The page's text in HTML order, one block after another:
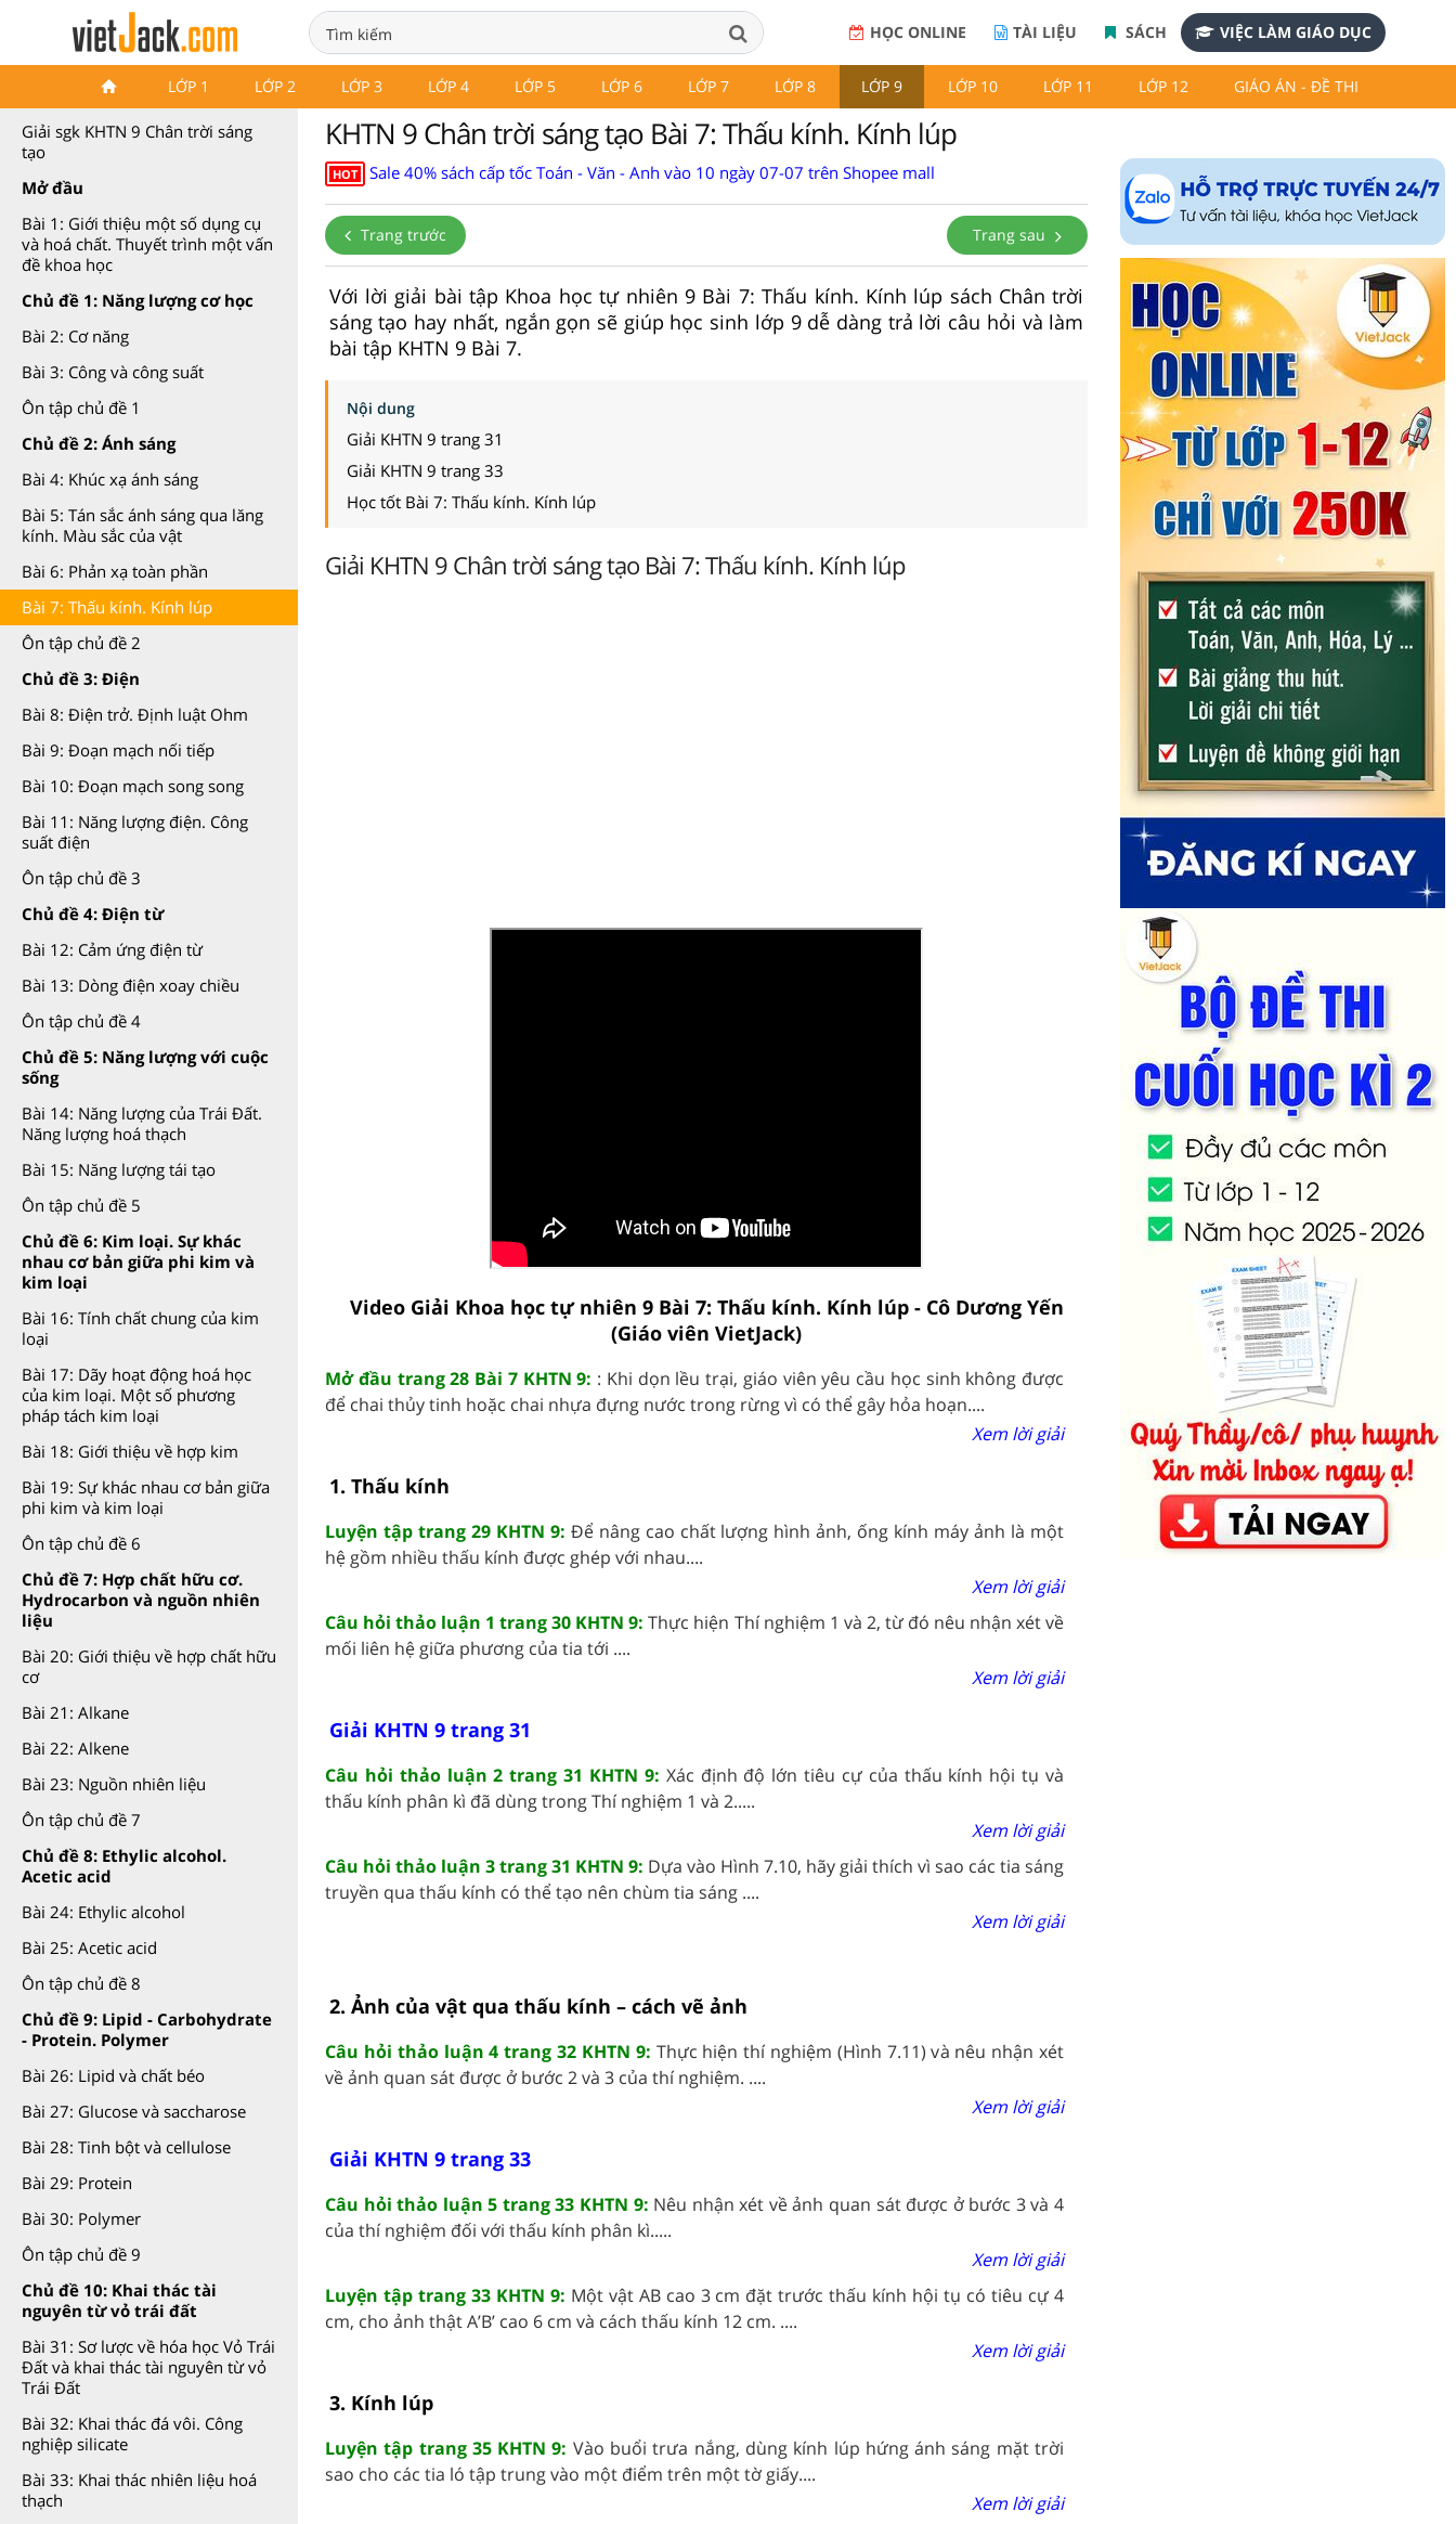
HỌC ONLINE TÀI LIỆU SÁCH VIỆC LÀM GIÁO DỤC
LỚP 1 LỚP 2 LỚP 3 LỚP 4 LỚP 5 LỚP 6 LỚP 7 LỚP 8 LỚP 9 LỚP 10 LỚP 11 LỚP 12 GIÁO ÁN - ĐỀ THI
Khoa học tự nhiên 9 Chân trời
Giải sgk KHTN 9 Chân trời sáng
tạo
Mở đầu
Bài 1: Giới thiệu một số dụng cụ
và hoá chất. Thuyết trình một vấn
đề khoa học
Chủ đề 1: Năng lượng cơ học
Bài 2: Cơ năng
Bài 3: Công và công suất
Ôn tập chủ đề 1
Chủ đề 2: Ánh sáng
Bài 4: Khúc xạ ánh sáng
Bài 5: Tán sắc ánh sáng qua lăng
kính. Màu sắc của vật
Bài 6: Phản xạ toàn phần
Bài 7: Thấu kính. Kính lúp
Ôn tập chủ đề 2
Chủ đề 3: Điện
Bài 8: Điện trở. Định luật Ohm
Bài 9: Đoạn mạch nối tiếp
Bài 10: Đoạn mạch song song
Bài 11: Năng lượng điện. Công
suất điện
Ôn tập chủ đề 3
Chủ đề 4: Điện từ
Bài 12: Cảm ứng điện từ
Bài 13: Dòng điện xoay chiều
Ôn tập chủ đề 4
Chủ đề 5: Năng lượng với cuộc
sống
Bài 14: Năng lượng của Trái Đất.
Năng lượng hoá thạch
Bài 15: Năng lượng tái tạo
Ôn tập chủ đề 5
Chủ đề 6: Kim loại. Sự khác
nhau cơ bản giữa phi kim và
kim loại
Bài 16: Tính chất chung của kim
loại
Bài 17: Dãy hoạt động hoá học
của kim loại. Một số phương
pháp tách kim loại
Bài 18: Giới thiệu về hợp kim
Bài 19: Sự khác nhau cơ bản giữa
phi kim và kim loại
Ôn tập chủ đề 6
Chủ đề 7: Hợp chất hữu cơ.
Hydrocarbon và nguồn nhiên
liệu
Bài 20: Giới thiệu về hợp chất hữu
cơ
Bài 21: Alkane
Bài 22: Alkene
Bài 23: Nguồn nhiên liệu
Ôn tập chủ đề 7
Chủ đề 8: Ethylic alcohol.
Acetic acid
Bài 24: Ethylic alcohol
Bài 25: Acetic acid
Ôn tập chủ đề 8
Chủ đề 9: Lipid - Carbohydrate
- Protein. Polymer
Bài 26: Lipid và chất béo
Bài 27: Glucose và saccharose
Bài 28: Tinh bột và cellulose
Bài 29: Protein
Bài 30: Polymer
Ôn tập chủ đề 9
Chủ đề 10: Khai thác tài
nguyên từ vỏ trái đất
Bài 31: Sơ lược về hóa học Vỏ Trái
Đất và khai thác tài nguyên từ vỏ
Trái Đất
Bài 32: Khai thác đá vôi. Công
nghiệp silicate
Bài 33: Khai thác nhiên liệu hoá
thạch
KHTN 9 Chân trời sáng tạo Bài 7: Thấu kính. Kính lúp
HOT Sale 40% sách cấp tốc Toán - Văn - Anh vào 10 ngày 07-07 trên Shopee mall
Trang trước Trang sau
Với lời giải bài tập Khoa học tự nhiên 9 Bài 7: Thấu kính. Kính lúp sách Chân trời
sáng tạo hay nhất, ngắn gọn sẽ giúp học sinh lớp 9 dễ dàng trả lời câu hỏi và làm
bài tập KHTN 9 Bài 7.
Nội dung
Giải KHTN 9 trang 31
Giải KHTN 9 trang 33
Học tốt Bài 7: Thấu kính. Kính lúp
Giải KHTN 9 Chân trời sáng tạo Bài 7: Thấu kính. Kính lúp
Video Giải Khoa học tự nhiên 9 Bài 7: Thấu kính. Kính lúp - Cô Dương Yến
(Giáo viên VietJack)
Mở đầu trang 28 Bài 7 KHTN 9: : Khi dọn lều trại, giáo viên yêu cầu học sinh không được
để chai thủy tinh hoặc chai nhựa đựng nước trong rừng vì có thể gây hỏa hoạn....
Xem lời giải
1. Thấu kính
Luyện tập trang 29 KHTN 9: Để nâng cao chất lượng hình ảnh, ống kính máy ảnh là một
hệ gồm nhiều thấu kính được ghép với nhau....
Xem lời giải
Câu hỏi thảo luận 1 trang 30 KHTN 9:Thực hiện Thí nghiệm 1 và 2, từ đó nêu nhận xét về
mối liên hệ giữa phương của tia tới ....
Xem lời giải
Giải KHTN 9 trang 31
Câu hỏi thảo luận 2 trang 31 KHTN 9: Xác định độ lớn tiêu cự của thấu kính hội tụ và
thấu kính phân kì đã dùng trong Thí nghiệm 1 và 2.....
Xem lời giải
Câu hỏi thảo luận 3 trang 31 KHTN 9: Dựa vào Hình 7.10, hãy giải thích vì sao các tia sáng
truyền qua thấu kính có thể tạo nên chùm tia sáng ....
Xem lời giải
2. Ảnh của vật qua thấu kính – cách vẽ ảnh
Câu hỏi thảo luận 4 trang 32 KHTN 9: Thực hiện thí nghiệm (Hình 7.11) và nêu nhận xét
về ảnh quan sát được ở bước 2 và 3 của thí nghiệm. ....
Xem lời giải
Giải KHTN 9 trang 33
Câu hỏi thảo luận 5 trang 33 KHTN 9: Nêu nhận xét về ảnh quan sát được ở bước 3 và 4
của thí nghiệm đối với thấu kính phân kì.....
Xem lời giải
Luyện tập trang 33 KHTN 9: Một vật AB cao 3 cm đặt trước thấu kính hội tụ có tiêu cự 4
cm, cho ảnh thật A’B’ cao 6 cm và cách thấu kính 12 cm. ....
Xem lời giải
3. Kính lúp
Luyện tập trang 35 KHTN 9: Vào buổi trưa nắng, dùng kính lúp hứng ánh sáng mặt trời
sao cho các tia ló tập trung vào một điểm trên một tờ giấy....
Xem lời giải